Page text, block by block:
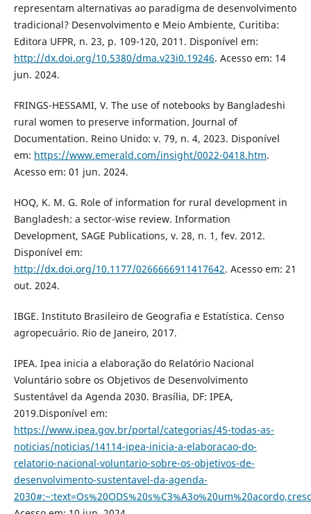
representam alternativas ao paradigma de desenvolvimento
tradicional? Desenvolvimento e Meio Ambiente, Curitiba:
Editora UFPR, n. 23, p. 109-120, 2011. Disponível em:
http://dx.doi.org/10.5380/dma.v23i0.19246. Acesso em: 14
jun. 2024.
FRINGS-HESSAMI, V. The use of notebooks by Bangladeshi
rural women to preserve information. Journal of
Documentation. Reino Unido: v. 79, n. 4, 2023. Disponível
em: https://www.emerald.com/insight/0022-0418.htm.
Acesso em: 01 jun. 2024.
HOQ, K. M. G. Role of information for rural development in
Bangladesh: a sector-wise review. Information
Development, SAGE Publications, v. 28, n. 1, fev. 2012.
Disponível em:
http://dx.doi.org/10.1177/0266666911417642. Acesso em: 21
out. 2024.
IBGE. Instituto Brasileiro de Geografia e Estatística. Censo
agropecuário. Rio de Janeiro, 2017.
IPEA. Ipea inicia a elaboração do Relatório Nacional
Voluntário sobre os Objetivos de Desenvolvimento
Sustentável da Agenda 2030. Brasília, DF: IPEA,
2019.Disponível em:
https://www.ipea.gov.br/portal/categorias/45-todas-as-
noticias/noticias/14114-ipea-inicia-a-elaboracao-do-
relatorio-nacional-voluntario-sobre-os-objetivos-de-
desenvolvimento-sustentavel-da-agenda-